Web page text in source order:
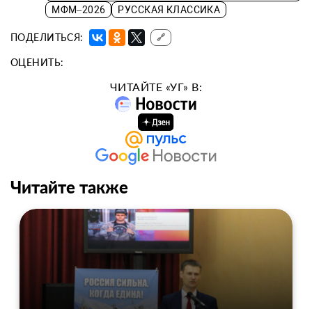
МФМ–2026
РУССКАЯ КЛАССИКА
ПОДЕЛИТЬСЯ: 🔗
ОЦЕНИТЬ:
ЧИТАЙТЕ «УГ» В:
Читайте также